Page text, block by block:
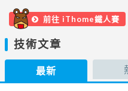
前往 iThome鐵人賽
技術文章
最新